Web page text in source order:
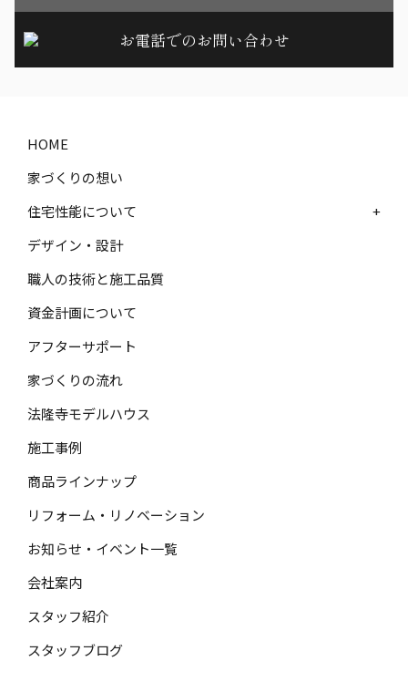
お電話でのお問い合わせ
HOME
家づくりの想い
住宅性能について
+
デザイン・設計
職人の技術と施工品質
資金計画について
アフターサポート
家づくりの流れ
法隆寺モデルハウス
施工事例
商品ラインナップ
リフォーム・リノベーション
お知らせ・イベント一覧
会社案内
スタッフ紹介
スタッフブログ